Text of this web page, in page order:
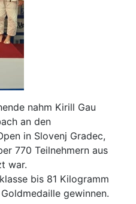
nahm Kirill Gau
an den
in Slovenj Gradec,
770 Teilnehmern aus
war.
bis 81 Kilogramm
gewinnen.